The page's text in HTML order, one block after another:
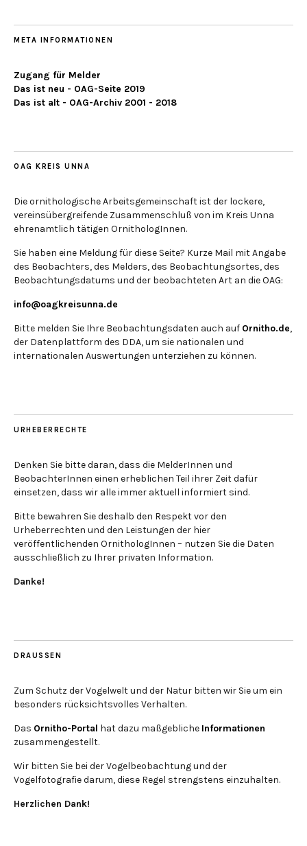
META INFORMATIONEN
Zugang für Melder
Das ist neu - OAG-Seite 2019
Das ist alt - OAG-Archiv 2001 - 2018
OAG KREIS UNNA
Die ornithologische Arbeitsgemeinschaft ist der lockere,
vereinsübergreifende Zusammenschluß von im Kreis Unna
ehrenamtlich tätigen OrnithologInnen.
Sie haben eine Meldung für diese Seite? Kurze Mail mit Angabe
des Beobachters, des Melders, des Beobachtungsortes, des
Beobachtungsdatums und der beobachteten Art an die OAG:
info@oagkreisunna.de
Bitte melden Sie Ihre Beobachtungsdaten auch auf Ornitho.de,
der Datenplattform des DDA, um sie nationalen und
internationalen Auswertungen unterziehen zu können.
URHEBERRECHTE
Denken Sie bitte daran, dass die MelderInnen und
BeobachterInnen einen erheblichen Teil ihrer Zeit dafür
einsetzen, dass wir alle immer aktuell informiert sind.
Bitte bewahren Sie deshalb den Respekt vor den
Urheberrechten und den Leistungen der hier
veröffentlichenden OrnithologInnen – nutzen Sie die Daten
ausschließlich zu Ihrer privaten Information.
Danke!
DRAUSSEN
Zum Schutz der Vogelwelt und der Natur bitten wir Sie um ein
besonders rücksichtsvolles Verhalten.
Das Ornitho-Portal hat dazu maßgebliche Informationen
zusammengestellt.
Wir bitten Sie bei der Vogelbeobachtung und der
Vogelfotografie darum, diese Regel strengstens einzuhalten.
Herzlichen Dank!